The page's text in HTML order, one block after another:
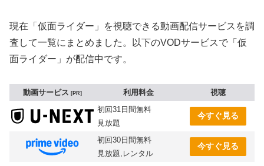
現在「仮面ライダー」を視聴できる動画配信サービスを調
査して一覧にまとめました。以下のVODサービスで「仮
面ライダー」が配信中です。
動画サービス PR 利用料金
視聴
初回31日間無料
見放題
今すぐ見る
初回30日間無料
見放題,レンタル
今すぐ見る